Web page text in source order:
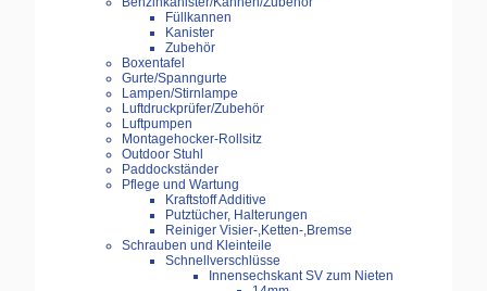
Füllkannen
Kanister
Zubehör
Boxentafel
Gurte/Spanngurte
Lampen/Stirnlampe
Luftdruckprüfer/Zubehör
Luftpumpen
Montagehocker-Rollsitz
Outdoor Stuhl
Paddockständer
Pflege und Wartung
Kraftstoff Additive
Putztücher, Halterungen
Reiniger Visier-,Ketten-,Bremse
Schrauben und Kleinteile
Schnellverschlüsse
Innensechskant SV zum Nieten